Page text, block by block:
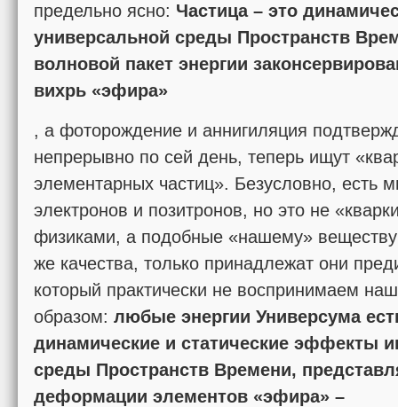
предельно ясно: Частица – это
универсальной среды Пространств
волновой пакет энергии
вихрь «эфира»
, а фоторождение и аннигиляция
непрерывно по сей день, теперь ищут
элементарных частиц». Безусловно, есть
электронов и позитронов, но это не
физиками, а подобные «нашему»
же качества, только принадлежат они
который практически не воспринимаем
образом: любые энергии Универсума
динамические и статические эффекты
среды Пространств Времени,
деформации элементов «эфира» –